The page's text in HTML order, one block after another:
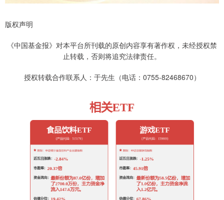
版权声明
《中国基金报》对本平台所刊载的原创内容享有著作权，未经授权禁
止转载，否则将追究法律责任。
授权转载合作联系人：于先生（电话：0755-82468670）